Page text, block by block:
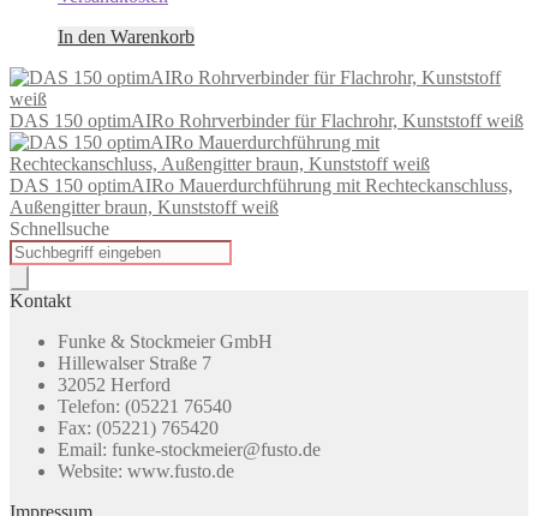
In den Warenkorb
DAS 150 optimAIRo Rohrverbinder für Flachrohr, Kunststoff weiß
DAS 150 optimAIRo Mauerdurchführung mit Rechteckanschluss,
Außengitter braun, Kunststoff weiß
Schnellsuche
Products
search
Kontakt
Funke & Stockmeier GmbH
Hillewalser Straße 7
32052 Herford
Telefon: (05221 76540
Fax: (05221) 765420
Email: funke-stockmeier@fusto.de
Website: www.fusto.de